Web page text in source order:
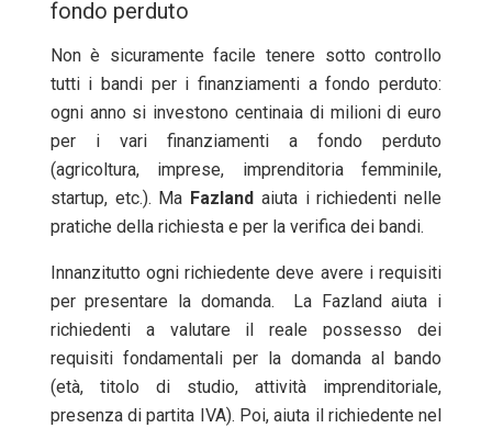
fondo perduto
Non è sicuramente facile tenere sotto controllo
tutti i bandi per i finanziamenti a fondo perduto:
ogni anno si investono centinaia di milioni di euro
per i vari finanziamenti a fondo perduto
(agricoltura, imprese, imprenditoria femminile,
startup, etc.). Ma Fazland aiuta i richiedenti nelle
pratiche della richiesta e per la verifica dei bandi.
Innanzitutto ogni richiedente deve avere i requisiti
per presentare la domanda. La Fazland aiuta i
richiedenti a valutare il reale possesso dei
requisiti fondamentali per la domanda al bando
(età, titolo di studio, attività imprenditoriale,
presenza di partita IVA). Poi, aiuta il richiedente nel